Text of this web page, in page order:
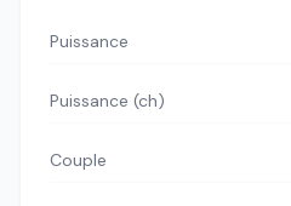
Puissance
Puissance (ch)
Couple